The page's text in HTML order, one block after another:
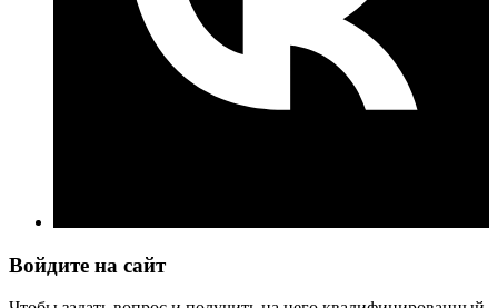
Войдите на сайт